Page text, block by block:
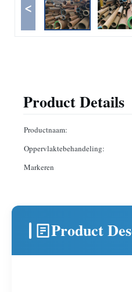
<
Product Details
Productnaam:
Oppervlaktebehandeling:
Markeren
Product